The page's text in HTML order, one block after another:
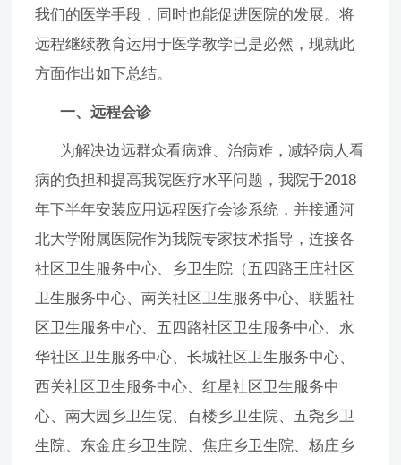
我们的医学手段，同时也能促进医院的发展。将
远程继续教育运用于医学教学已是必然，现就此
方面作出如下总结。
一、远程会诊
为解决边远群众看病难、治病难，减轻病人看
病的负担和提高我院医疗水平问题，我院于2018
年下半年安装应用远程医疗会诊系统，并接通河
北大学附属医院作为我院专家技术指导，连接各
社区卫生服务中心、乡卫生院（五四路王庄社区
卫生服务中心、南关社区卫生服务中心、联盟社
区卫生服务中心、五四路社区卫生服务中心、永
华社区卫生服务中心、长城社区卫生服务中心、
西关社区卫生服务中心、红星社区卫生服务中
心、南大园乡卫生院、百楼乡卫生院、五尧乡卫
生院、东金庄乡卫生院、焦庄乡卫生院、杨庄乡